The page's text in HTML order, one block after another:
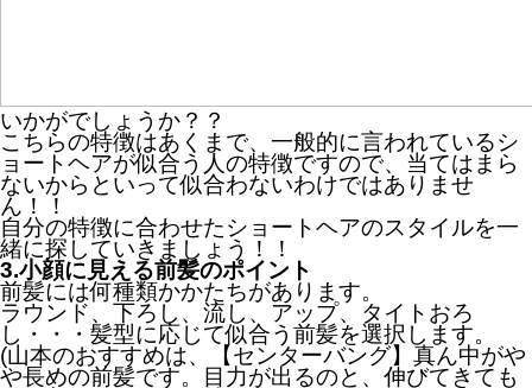
いかがでしょうか？？
こちらの特徴はあくまで、一般的に言われているシ
ョートヘアが似合う人の特徴ですので、当てはまら
ないからといって似合わないわけではありませ
ん！！
自分の特徴に合わせたショートヘアのスタイルを一
緒に探していきましょう！！
3.小顔に見える前髪のポイント
前髪には何種類かかたちがあります。
ラウンド、下ろし、流し、アップ、タイトおろ
し・・・髪型に応じて似合う前髪を選択します。
(山本のおすすめは、【センターバング】真ん中がや
や長めの前髪です。目力が出るのと、伸びてきても